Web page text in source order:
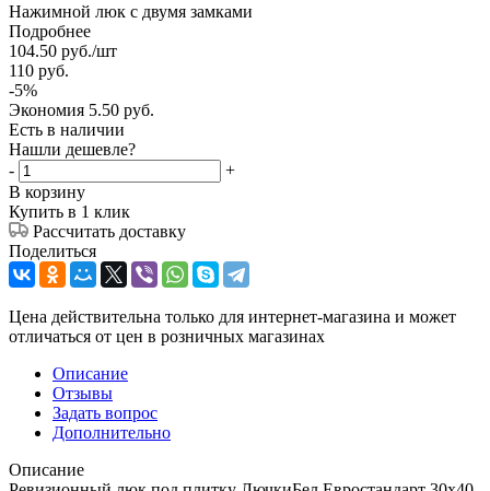
Нажимной люк с двумя замками
Подробнее
104.50 руб./шт
110 руб.
-5%
Экономия 5.50 руб.
Есть в наличии
Нашли дешевле?
-
+
В корзину
Купить в 1 клик
Рассчитать доставку
Поделиться
Цена действительна только для интернет-магазина и может
отличаться от цен в розничных магазинах
Описание
Отзывы
Задать вопрос
Дополнительно
Описание